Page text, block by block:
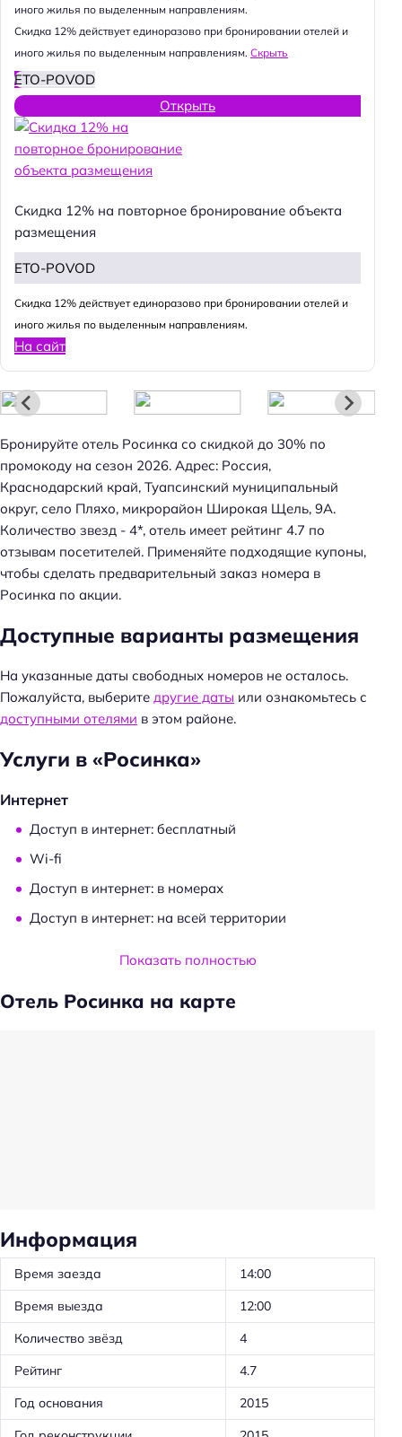
иного жилья по выделенным направлениям.
Cкидка 12% действует единоразово при бронировании отелей и
иного жилья по выделенным направлениям. Скрыть
ETO-POVOD
Открыть
Скидка 12% на повторное бронирование объекта
размещения
ETO-POVOD
Cкидка 12% действует единоразово при бронировании отелей и
иного жилья по выделенным направлениям.
На сайт
Бронируйте отель Росинка со скидкой до 30% по
промокоду на сезон 2026. Адрес: Россия,
Краснодарский край, Туапсинский муниципальный
округ, село Пляхо, микрорайон Широкая Щель, 9А.
Количество звезд - 4*, отель имеет рейтинг 4.7 по
отзывам посетителей. Применяйте подходящие купоны,
чтобы сделать предварительный заказ номера в
Росинка по акции.
Доступные варианты размещения
На указанные даты свободных номеров не осталось.
Пожалуйста, выберите другие даты или ознакомьтесь с
доступными отелями в этом районе.
Услуги в «Росинка»
Интернет
Доступ в интернет: бесплатный
Wi-fi
Доступ в интернет: в номерах
Доступ в интернет: на всей территории
Услуги и удобства
Красота и здоровье
Душ
Спорт и развлечения
Бассейн
Площадка для пикника
Развлечения: проведение праздников
Тип бассейна: сезонный
Показать полностью
Отель Росинка на карте
Информация
Время заезда
14:00
Время выезда
12:00
Количество звёзд
4
Рейтинг
4.7
Год основания
2015
Н
а
й
т
и